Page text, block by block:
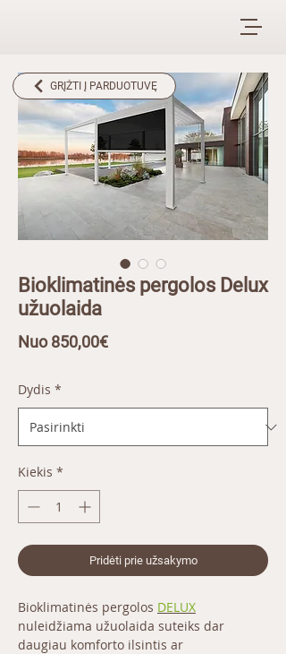
Bioklimatinės pergolos Delux
užuolaida
Nuo850,00€Pardavimo
Dydis *
Kiekis *
Pridėti prie užsakymo
Bioklimatinės pergolos DELUX
nuleidžiama užuolaida suteiks dar
daugiau komforto ilsintis ar
GRĮŽTI Į PARDUOTUVĘ